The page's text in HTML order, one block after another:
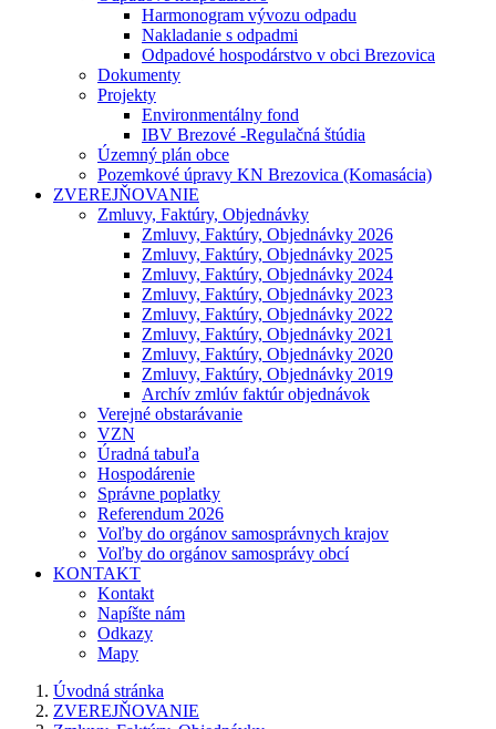
Harmonogram vývozu odpadu
Nakladanie s odpadmi
Odpadové hospodárstvo v obci Brezovica
Dokumenty
Projekty
Environmentálny fond
IBV Brezové -Regulačná štúdia
Územný plán obce
Pozemkové úpravy KN Brezovica (Komasácia)
ZVEREJŇOVANIE
Zmluvy, Faktúry, Objednávky
Zmluvy, Faktúry, Objednávky 2026
Zmluvy, Faktúry, Objednávky 2025
Zmluvy, Faktúry, Objednávky 2024
Zmluvy, Faktúry, Objednávky 2023
Zmluvy, Faktúry, Objednávky 2022
Zmluvy, Faktúry, Objednávky 2021
Zmluvy, Faktúry, Objednávky 2020
Zmluvy, Faktúry, Objednávky 2019
Archív zmlúv faktúr objednávok
Verejné obstarávanie
VZN
Úradná tabuľa
Hospodárenie
Správne poplatky
Referendum 2026
Voľby do orgánov samosprávnych krajov
Voľby do orgánov samosprávy obcí
KONTAKT
Kontakt
Napíšte nám
Odkazy
Mapy
Úvodná stránka
ZVEREJŇOVANIE